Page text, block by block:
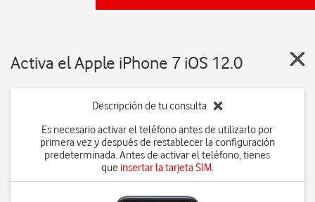
Activa el Apple iPhone 7 iOS 12.0
Descripción de tu consulta
Es necesario activar el teléfono antes de utilizarlo por
primera vez y después de restablecer la configuración
predeterminada. Antes de activar el teléfono, tienes
que insertar la tarjeta SIM.